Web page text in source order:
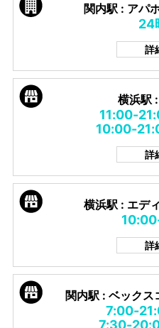
関内駅 : アパ
24
詳
横浜駅
11:00-
10:00-
詳
横浜駅 : エデ
詳
関内駅 : ベックス
7:00-
7:30-